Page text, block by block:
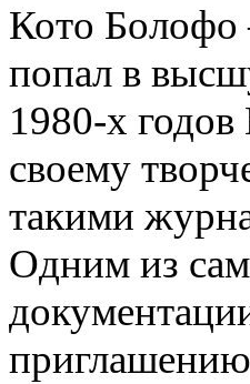
Кото
попал в
1980-х
своему
такими
Одним из